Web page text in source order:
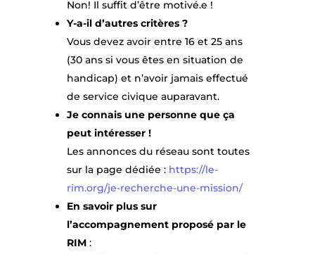
Non! Il suffit d’être motivé.e !
Y-a-il d’autres critères ?
Vous devez avoir entre 16 et 25 ans
(30 ans si vous êtes en situation de
handicap) et n’avoir jamais effectué
de service civique auparavant.
Je connais une personne que ça
peut intéresser !
Les annonces du réseau sont toutes
sur la page dédiée : https://le-
rim.org/je-recherche-une-mission/
En savoir plus sur
l’accompagnement proposé par le
RIM: